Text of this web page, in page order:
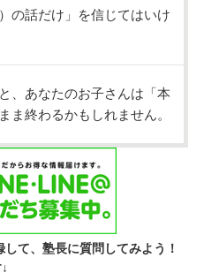
の話だけ」を信じてはいけ
、あなたのお子さんは「本
ま終わるかもしれません。
て、塾長に質問してみよう！